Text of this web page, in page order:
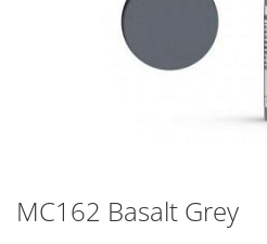
MC162 Basalt Grey